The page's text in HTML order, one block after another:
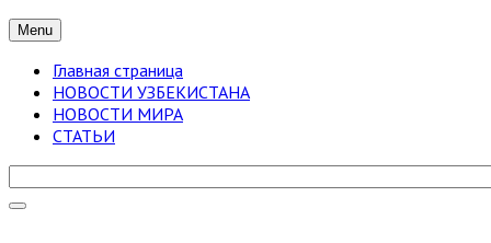
Menu
Главная страница
НОВОСТИ УЗБЕКИСТАНА
НОВОСТИ МИРА
СТАТЬИ